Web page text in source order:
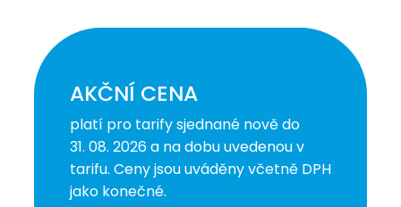
AKČNÍ CENA
platí pro tarify sjednané nově do
31. 08. 2026 a na dobu uvedenou v
tarifu. Ceny jsou uváděny včetně DPH
jako konečné.